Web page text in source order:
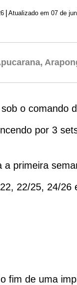
Atualizado em 07 de
o
por 3
primeira
22/25, 24/
fim de uma